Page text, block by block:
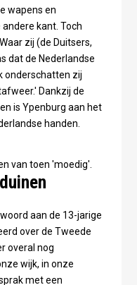
wapens en
kant. Toch
zij (de Duitsers,
dat de Nederlandse
onderschatten zij
Dankzij de
is Ypenburg aan het
handen.
van toen 'moedig'.
aan de 13-jarige
over de Tweede
overal nog
wijk, in onze
met een